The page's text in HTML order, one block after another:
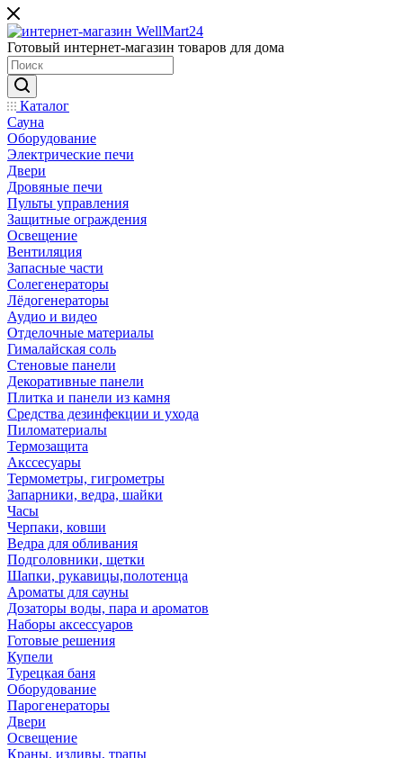
Готовый интернет-магазин товаров для дома
Каталог
Сауна
Оборудование
Электрические печи
Двери
Дровяные печи
Пульты управления
Защитные ограждения
Освещение
Вентиляция
Запасные части
Солегенераторы
Лёдогенераторы
Аудио и видео
Отделочные материалы
Гималайская соль
Стеновые панели
Декоративные панели
Плитка и панели из камня
Средства дезинфекции и ухода
Пиломатериалы
Термозащита
Аксcесуары
Термометры, гигрометры
Запарники, ведра, шайки
Часы
Черпаки, ковши
Ведра для обливания
Подголовники, щетки
Шапки, рукавицы,полотенца
Ароматы для сауны
Дозаторы воды, пара и ароматов
Наборы аксессуаров
Готовые решения
Купели
Турецкая баня
Оборудование
Парогенераторы
Двери
Освещение
Краны, изливы, трапы